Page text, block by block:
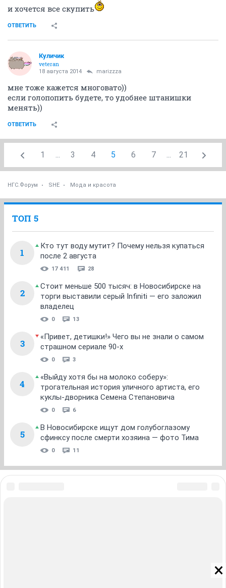
и хочется все скупить
ОТВЕТИТЬ
Куличик
veteran
18 августа 2014 marizzza
мне тоже кажется многовато))
если голопопить будете, то удобнее штанишки
менять))
ОТВЕТИТЬ
1 ... 3 4 5 6 7 ... 21
НГС.Форум SHE Мода и красота
ТОП 5
1
Кто тут воду мутит? Почему нельзя купаться
после 2 августа
17 411 28
2
Стоит меньше 500 тысяч: в Новосибирске на
торги выставили серый Infiniti — его заложил
владелец
0 13
3
«Привет, детишки!» Чего вы не знали о самом
страшном сериале 90-х
0 3
4
«Выйду хотя бы на молоко соберу»:
трогательная история уличного артиста, его
куклы-дворника Семена Степановича
0 6
5
В Новосибирске ищут дом голубоглазому
сфинксу после смерти хозяина — фото Тима
0 11